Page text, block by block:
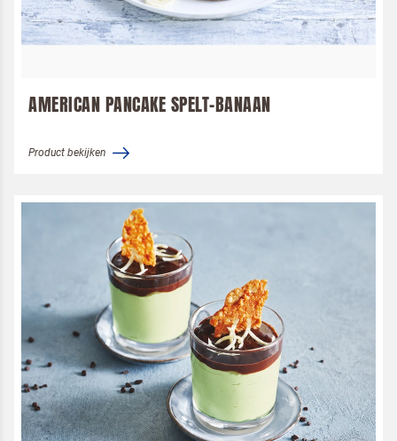
AMERICAN PANCAKE SPELT-BANAAN
Product bekijken